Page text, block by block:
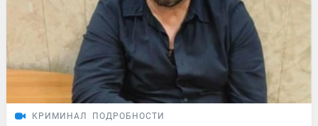
КРИМИНАЛ ПОДРОБНОСТИ